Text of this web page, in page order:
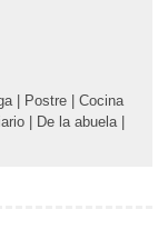
| Postre
Cocina
De la abuela|